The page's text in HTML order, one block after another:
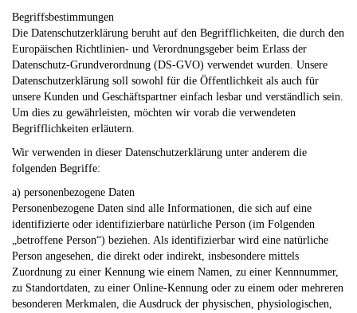
Begriffsbestimmungen
Die Datenschutzerklärung beruht auf den Begrifflichkeiten, die durch den
Europäischen Richtlinien- und Verordnungsgeber beim Erlass der
Datenschutz-Grundverordnung (DS-GVO) verwendet wurden. Unsere
Datenschutzerklärung soll sowohl für die Öffentlichkeit als auch für
unsere Kunden und Geschäftspartner einfach lesbar und verständlich sein.
Um dies zu gewährleisten, möchten wir vorab die verwendeten
Begrifflichkeiten erläutern.
Wir verwenden in dieser Datenschutzerklärung unter anderem die
folgenden Begriffe:
a) personenbezogene Daten
Personenbezogene Daten sind alle Informationen, die sich auf eine
identifizierte oder identifizierbare natürliche Person (im Folgenden
„betroffene Person“) beziehen. Als identifizierbar wird eine natürliche
Person angesehen, die direkt oder indirekt, insbesondere mittels
Zuordnung zu einer Kennung wie einem Namen, zu einer Kennnummer,
zu Standortdaten, zu einer Online-Kennung oder zu einem oder mehreren
besonderen Merkmalen, die Ausdruck der physischen, physiologischen,